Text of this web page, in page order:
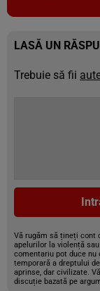
LASĂ UN
Trebuie să fii
Vă rugăm să țineți cont
apelurilor la violență
comentariu pot duce nu
temporară a dreptului
aprinse, dar civilizate.
discuție bazată pe